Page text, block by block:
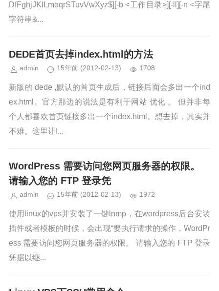
DfFghjJKlLmoqrSTuvVwXyz$][-b <工作目录>][-ll][-n <字尾
字符串&...
DEDE首页去掉index.html的方法
admin 15年前 (2012-02-13) 1708
新版的 dede ,默认的首页生成后，链接后面会多出一个ind
ex.html。官方那边的说法是有利于网站 优化 。 但并非每
个人都喜欢首页链接多出一个index.html。想去掉，其实并
不难。这里让I...
WordPress 需要访问您网页服务器的权限。
请输入您的 FTP 登录凭
admin 15年前 (2012-02-13) 1972
使用linux的vps并安装了一键lnmp，在wordpress后台安装
插件或者模板的时候，会出现“要执行请求的操作，WordPr
ess 需要访问您网页服务器的权限。 请输入您的 FTP 登录
凭据以继...